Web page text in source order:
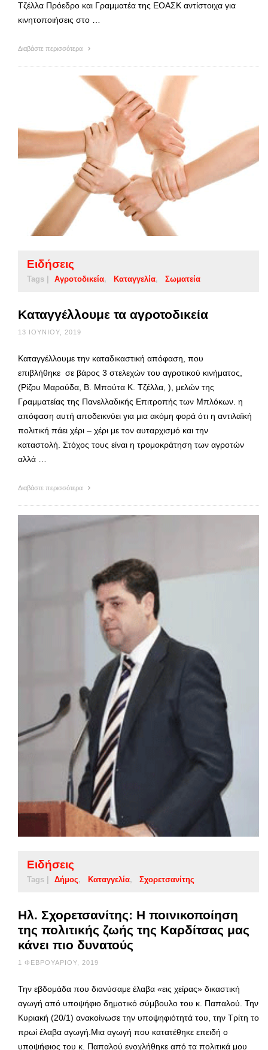
Τζέλλα Πρόεδρο και Γραμματέα της ΕΟΑΣΚ αντίστοιχα για
κινητοποιήσεις στο …
Διαβάστε περισσότερα
Ειδήσεις
Tags | Αγροτοδικεία Καταγγελία Σωματεία
Καταγγέλλουμε τα αγροτοδικεία
13 ΙΟΥΝΊΟΥ, 2019
Καταγγέλλουμε την καταδικαστική απόφαση, που
επιβλήθηκε σε βάρος 3 στελεχών του αγροτικού κινήματος,
(Ρίζου Μαρούδα, Β. Μπούτα Κ. Τζέλλα, ), μελών της
Γραμματείας της Πανελλαδικής Επιτροπής των Μπλόκων. η
απόφαση αυτή αποδεικνύει για μια ακόμη φορά ότι η αντιλαϊκή
πολιτική πάει χέρι – χέρι με τον αυταρχισμό και την
καταστολή. Στόχος τους είναι η τρομοκράτηση των αγροτών
αλλά …
Διαβάστε περισσότερα
Ειδήσεις
Tags | Δήμος Καταγγελία Σχορετσανίτης
Ηλ. Σχορετσανίτης: Η ποινικοποίηση
της πολιτικής ζωής της Καρδίτσας μας
κάνει πιο δυνατούς
1 ΦΕΒΡΟΥΑΡΊΟΥ, 2019
Την εβδομάδα που διανύσαμε έλαβα «εις χείρας» δικαστική
αγωγή από υποψήφιο δημοτικό σύμβουλο του κ. Παπαλού. Την
Κυριακή (20/1) ανακοίνωσε την υποψηφιότητά του, την Τρίτη το
πρωί έλαβα αγωγή.Μια αγωγή που κατατέθηκε επειδή ο
υποψήφιος του κ. Παπαλού ενοχλήθηκε από τα πολιτικά μου